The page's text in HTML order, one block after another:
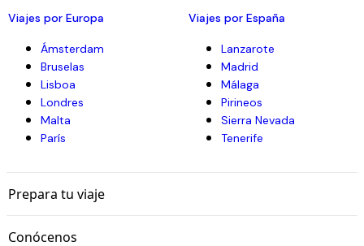
Viajes por Europa
Ámsterdam
Bruselas
Lisboa
Londres
Malta
París
Viajes por España
Lanzarote
Madrid
Málaga
Pirineos
Sierra Nevada
Tenerife
Prepara tu viaje
Conócenos